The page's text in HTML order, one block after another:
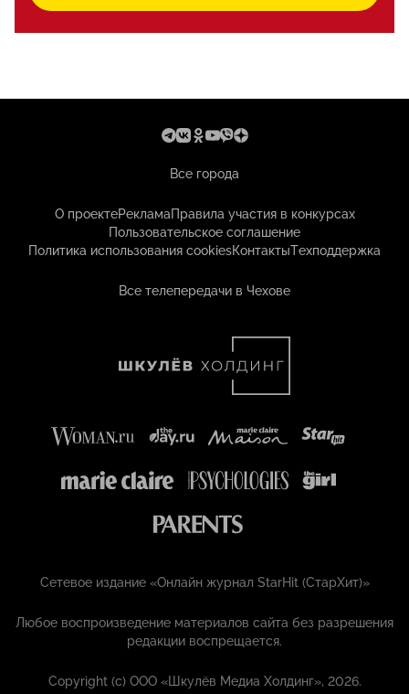
Все города
О проектеРекламаПравила участия в конкурсах
Пользовательское соглашение
Политика использования cookiesКонтактыТехподдержка
Все телепередачи в Чехове
Сетевое издание «Онлайн журнал StarHit (СтарХит)»
Любое воспроизведение материалов сайта без разрешения
редакции воспрещается.
Copyright (с) ООО «Шкулёв Медиа Холдинг», 2026.